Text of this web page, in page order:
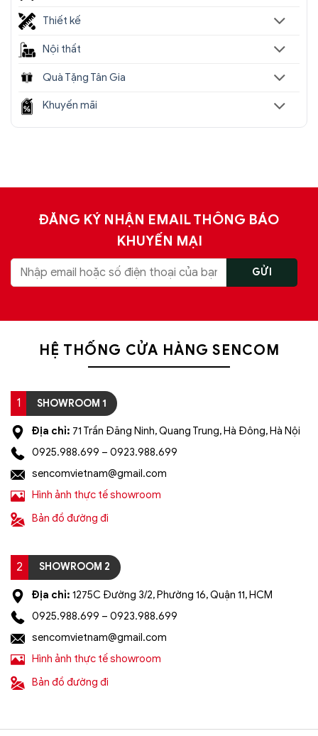
Thiết kế
Nội thất
Quà Tặng Tân Gia
Khuyến mãi
ĐĂNG KÝ NHẬN EMAIL THÔNG BÁO
KHUYẾN MẠI
HỆ THỐNG CỬA HÀNG SENCOM
1 SHOWROOM 1
Địa chỉ: 71 Trần Đăng Ninh, Quang Trung, Hà Đông, Hà Nội
0925.988.699 – 0923.988.699
sencomvietnam@gmail.com
Hình ảnh thực tế showroom
Bản đồ đường đi
2 SHOWROOM 2
Địa chỉ: 1275C Đường 3/2, Phường 16, Quận 11, HCM
0925.988.699 – 0923.988.699
sencomvietnam@gmail.com
Hình ảnh thực tế showroom
Bản đồ đường đi